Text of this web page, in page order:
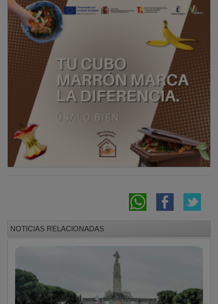
NOTICIAS RELACIONADAS
Guadalajara regresa de Madrid con la alegría
compartida de encontrarse con León XIV
Olmos y olmas de la Alcarria